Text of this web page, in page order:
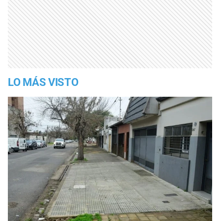
LO MÁS VISTO